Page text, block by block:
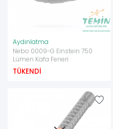
Aydınlatma
Nebo 0009-G Einstein 750
Lümen Kafa Feneri
TÜKENDİ